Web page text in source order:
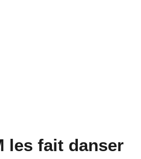
les fait danser